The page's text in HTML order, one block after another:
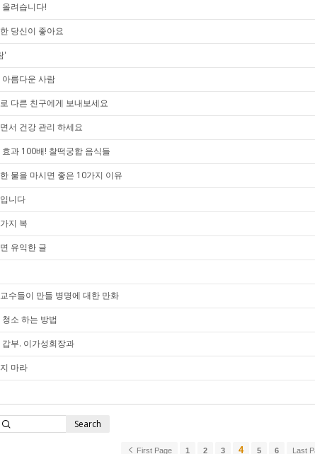
려습니다!
당신이 좋아요
'
름다운 사람
다른 친구에게 보내보세요
서 건강 관리 하세요
과 100배! 찰떡궁합 음식들
물을 마시면 좋은 10가지 이유
니다
지 복
유익한 글
수들이 만들 병명에 대한 만화
소 하는 방법
부. 이가성회장과
마라
Search
First Page 1 2 3 4 5 6 Last